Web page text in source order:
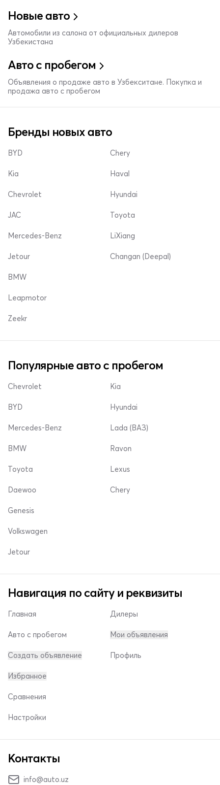
Новые авто
Автомобили из салона от официальных дилеров
Узбекистана
Авто с пробегом
Объявления о продаже авто в Узбекситане. Покупка и
продажа авто с пробегом
Бренды новых авто
BYD
Kia
Chevrolet
Chery
Haval
Hyundai
JAC
Mercedes-Benz
Jetour
Toyota
LiXiang
Changan (Deepal)
BMW
Leapmotor
Zeekr
Популярные авто с пробегом
Chevrolet
BYD
Mercedes-Benz
Kia
Hyundai
Lada (ВАЗ)
BMW
Toyota
Daewoo
Ravon
Lexus
Chery
Genesis
Volkswagen
Jetour
Навигация по сайту и реквизиты
Главная
Авто с пробегом
Создать объявление
Дилеры
Мои объявления
Профиль
Избранное
Сравнения
Настройки
Контакты
info@auto.uz